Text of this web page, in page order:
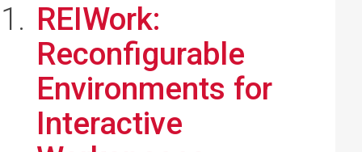
REIWork:
Reconfigurable
Environments for
Interactive